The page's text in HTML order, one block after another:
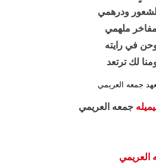
ودرهمي
ملهمي
في رايته
لك ترتعد
جمعه العريمي
جمعه العريمي
العريمي